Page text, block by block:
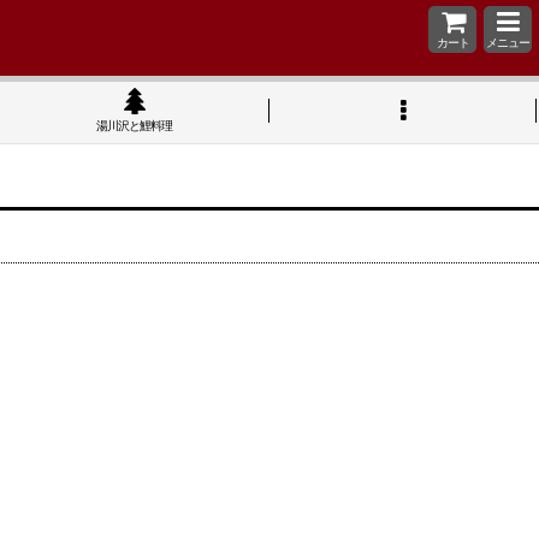
カート メニュー
湯川沢と鯉料理